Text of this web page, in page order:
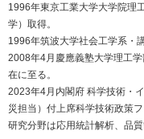
1996年東京工業大学大学院理
学）取得。
1996年筑波大学社会工学系・
2008年4月慶應義塾大学理工
在に至る。
2023年4月内閣府 科学技術・
災担当）付上席科学技術政策フ
研究分野は応用統計解析、品